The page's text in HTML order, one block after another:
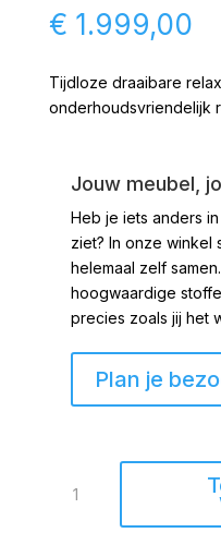
€ 1.999,00
Tijdloze draaibare
onderhoudsvriendelijk
Jouw meubel,
Heb je iets anders
ziet? In onze winkel
helemaal zelf
hoogwaardige
precies zoals jij het
Plan je
Rijssen